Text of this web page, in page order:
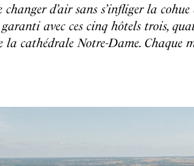
d’air sans s’infliger la
avec ces cinq hôtels trois,
la cathédrale Notre-Dame. Chaque